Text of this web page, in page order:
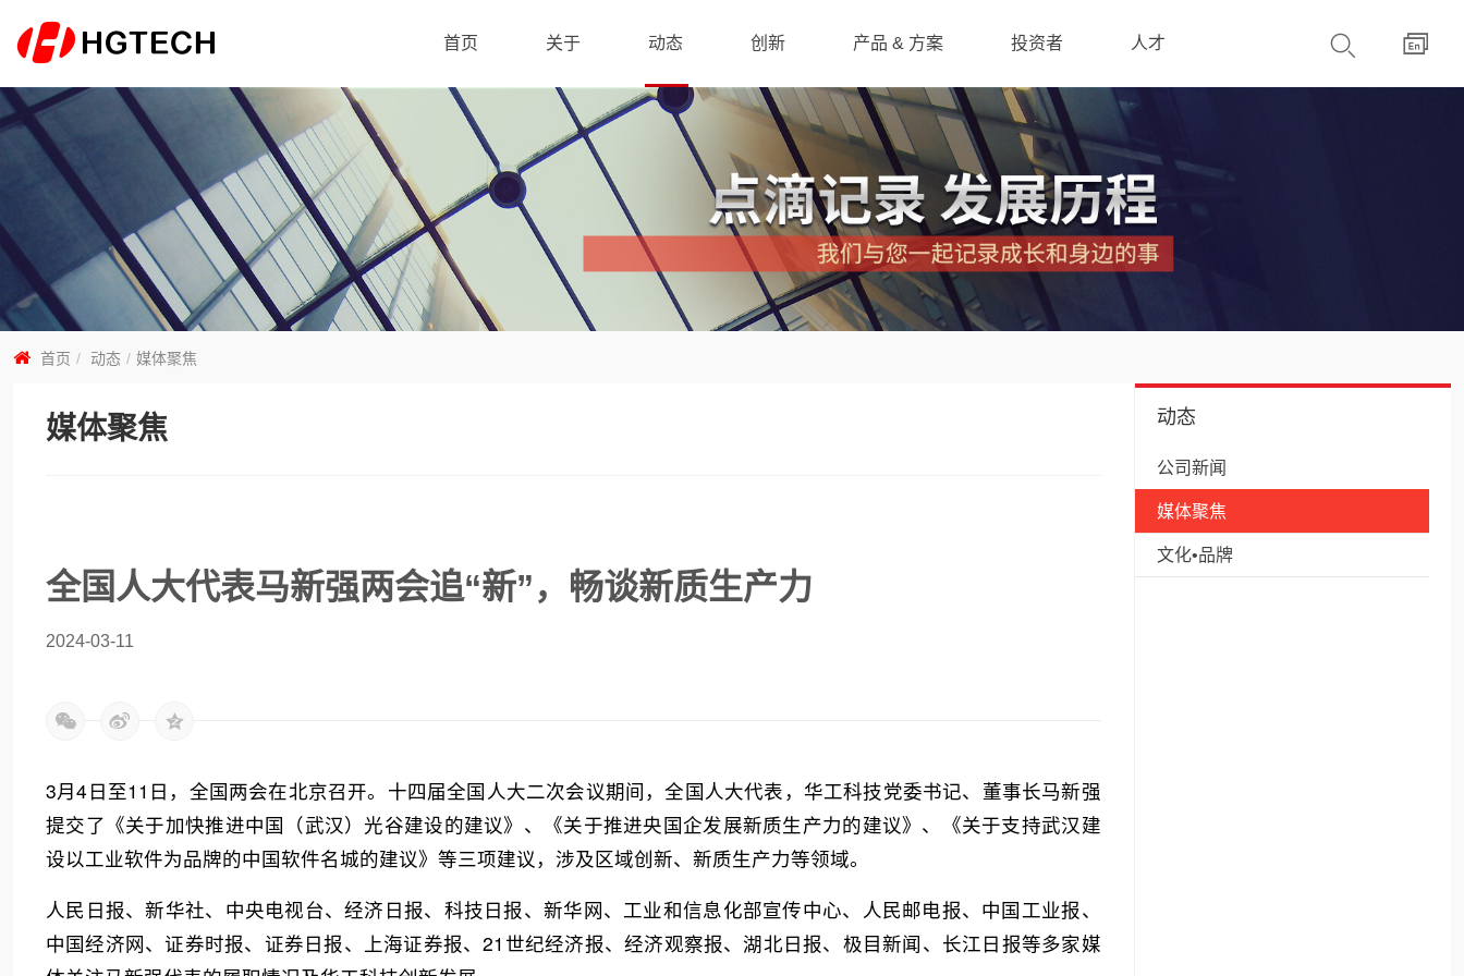
首页 关于 动态 创新 产品 & 方案 投资者 人才
首页 动态 媒体聚焦
媒体聚焦
全国人大代表马新强两会追“新”，畅谈新质生产力
2024-03-11
3月4日至11日，全国两会在北京召开。十四届全国人大二次会议期间，全国人大代表，华工科技党委书记、董事长马新强
提交了《关于加快推进中国（武汉）光谷建设的建议》、《关于推进央国企发展新质生产力的建议》、《关于支持武汉建
设以工业软件为品牌的中国软件名城的建议》等三项建议，涉及区域创新、新质生产力等领域。
人民日报、新华社、中央电视台、经济日报、科技日报、新华网、工业和信息化部宣传中心、人民邮电报、中国工业报、
中国经济网、证券时报、证券日报、上海证券报、21世纪经济报、经济观察报、湖北日报、极目新闻、长江日报等多家媒
动态
公司新闻
媒体聚焦
文化•品牌